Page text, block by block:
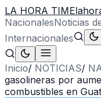
LA HORA TIME
NacionalesNoticias
Internacionales
Inicio/ NOTICIAS/
gasolineras por
combustibles en